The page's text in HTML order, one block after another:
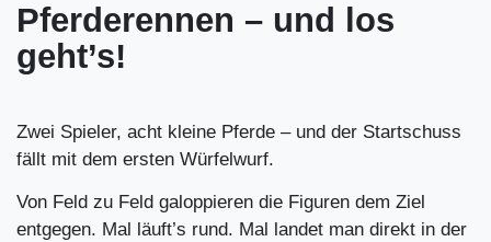
Pferderennen – und los
geht’s!
Zwei Spieler, acht kleine Pferde – und der Startschuss
fällt mit dem ersten Würfelwurf.
Von Feld zu Feld galoppieren die Figuren dem Ziel
entgegen. Mal läuft’s rund. Mal landet man direkt in der